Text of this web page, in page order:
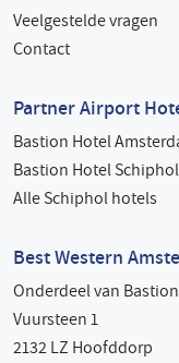
Veelgestelde vragen
Contact
Partner Airport
Bastion Hotel
Bastion Hotel
Alle Schiphol hotels
Best Western
Onderdeel van
Vuursteen 1
2132 LZ Hoofddorp